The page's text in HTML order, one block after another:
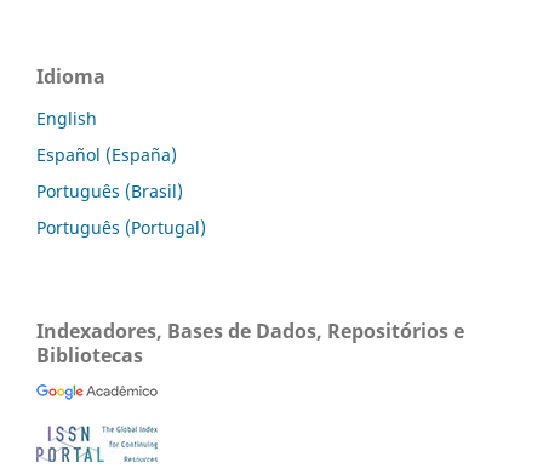
Idioma
English
Español (España)
Português (Brasil)
Português (Portugal)
Indexadores, Bases de Dados, Repositórios e
Bibliotecas